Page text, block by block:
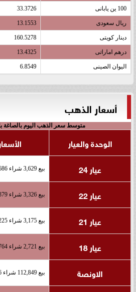
100 ين يابانى 33.3726
ريال سعودى 13.1553
دينار كويتى 160.5278
درهم اماراتى 13.4325
اليوان الصينى 6.8549
أسعار الذهب
متوسط سعر الذهب اليوم بالصاغة
الوحدة والعيار
عيار 24
بيع 3,629 شراء 3,686
عيار 22 بيع 3,326 شراء 3,379
عيار 21 بيع 3,175 شراء 3,225
عيار 18 بيع 2,721 شراء 2,764
الاونصة بيع 112,849 شراء 114,626